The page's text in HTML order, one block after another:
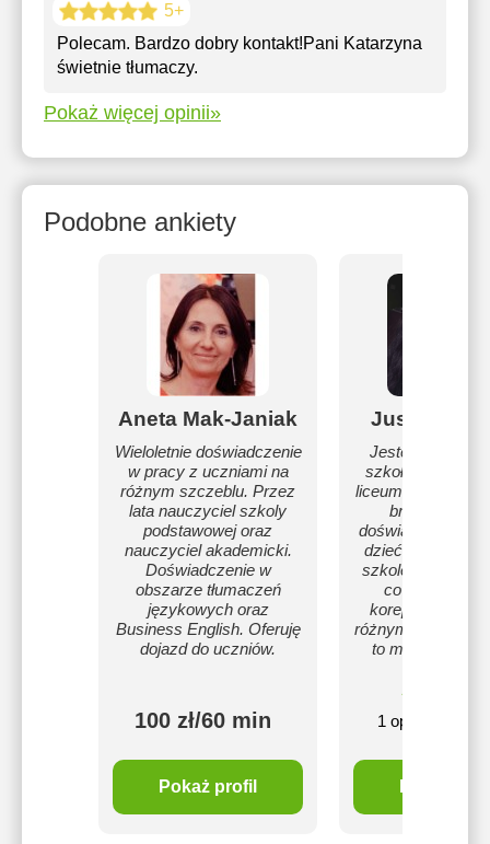
5+
Polecam. Bardzo dobry kontakt!Pani Katarzyna
świetnie tłumaczy.
Pokaż więcej opinii»
Podobne ankiety
Aneta Mak-Janiak
Wieloletnie doświadczenie
w pracy z uczniami na
różnym szczeblu. Przez
lata nauczyciel szkoly
podstawowej oraz
nauczyciel akademicki.
Doświadczenie w
obszarze tłumaczeń
językowych oraz
Business English. Oferuję
dojazd do uczniów.
100 zł/60 min
Pokaż profil
Justyna
Jestem
szkoły średniej,
liceum,
branżowej.
doświadczenie w
dziećmi,
szkole
co dzień
korepetycji dla
różnym wieku. J.
to moja pasja i
1 opinie